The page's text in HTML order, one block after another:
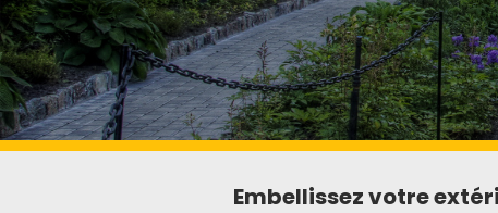
Embellissez votre